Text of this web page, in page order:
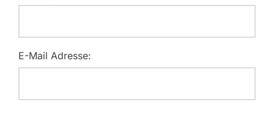
E-Mail Adresse: